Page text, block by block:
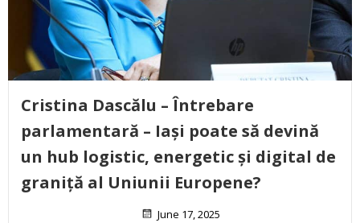
Cristina Dascălu – Întrebare
parlamentară – Iași poate să devină
un hub logistic, energetic și digital de
graniță al Uniunii Europene?
June 17, 2025